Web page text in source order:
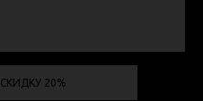
20%